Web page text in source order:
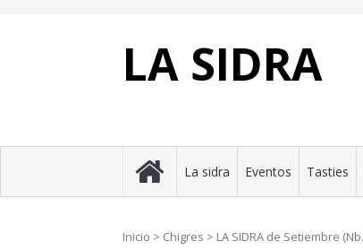
LA SIDRA
La sidra Eventos Tasties
Inicio > Chigres > LA SIDRA de Setiembre